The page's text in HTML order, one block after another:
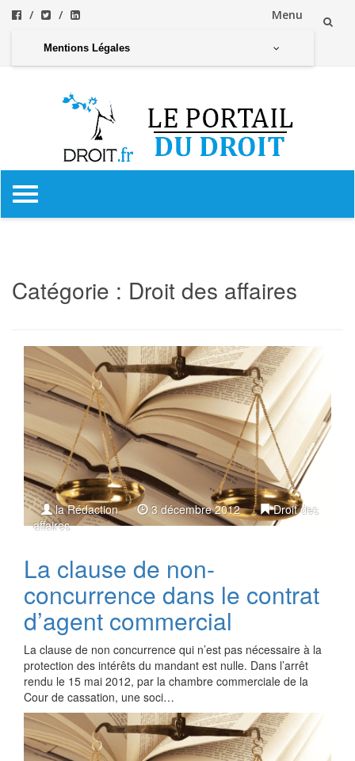
Menu
Mentions Légales
Catégorie : Droit des affaires
la Rédaction 3 décembre 2012
Droit des
affaires
La clause de non-
concurrence dans le contrat
d’agent commercial
La clause de non concurrence qui n’est pas nécessaire à la
protection des intérêts du mandant est nulle. Dans l’arrêt
rendu le 15 mai 2012, par la chambre commerciale de la
Cour de cassation, une soci…